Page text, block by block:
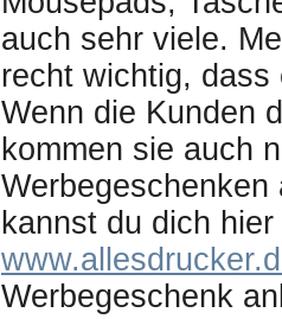
auch sehr viele.
recht wichtig,
Wenn die Kunden
kommen sie auch
kannst du dich
Werbegeschenk